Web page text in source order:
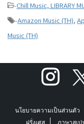
-Chill Music, LIBRARY
-Amazon Music (TH),
Music (TH)
นโยบายความเป็นส่วนตัว
ฝรั่งเศส
ภาษาสเป